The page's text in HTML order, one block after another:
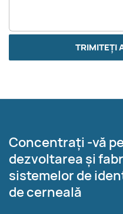
TRIMITEȚI
Concentrați -vă
dezvoltarea și
sistemelor de
de cerneală